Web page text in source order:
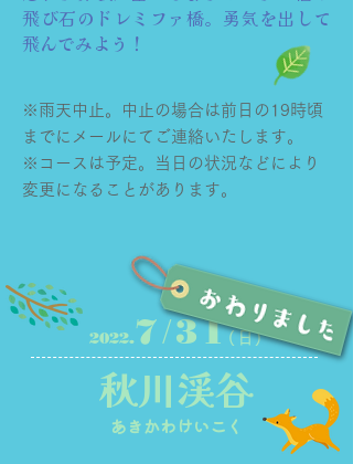
飛び石のドレミファ橋。勇気を出して
飛んでみよう！
※雨天中止。中止の場合は前日の19時頃
までにメールにてご連絡いたします。
※コースは予定。当日の状況などにより
変更になることがあります。
2022.7/31(日)
秋川渓谷
​あきかわけいこく